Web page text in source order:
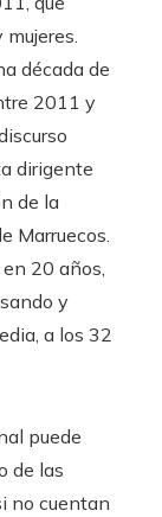
década de
2011 y
dirigente
de la
Marruecos.
20 años,
y
a los 32
puede
de las
no cuentan